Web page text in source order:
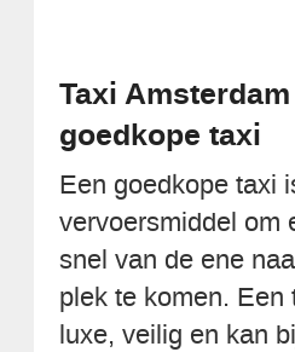
Taxi
goedkope taxi
Een goedkope taxi
vervoersmiddel om
snel van de ene
plek te komen. Een
luxe, veilig en kan